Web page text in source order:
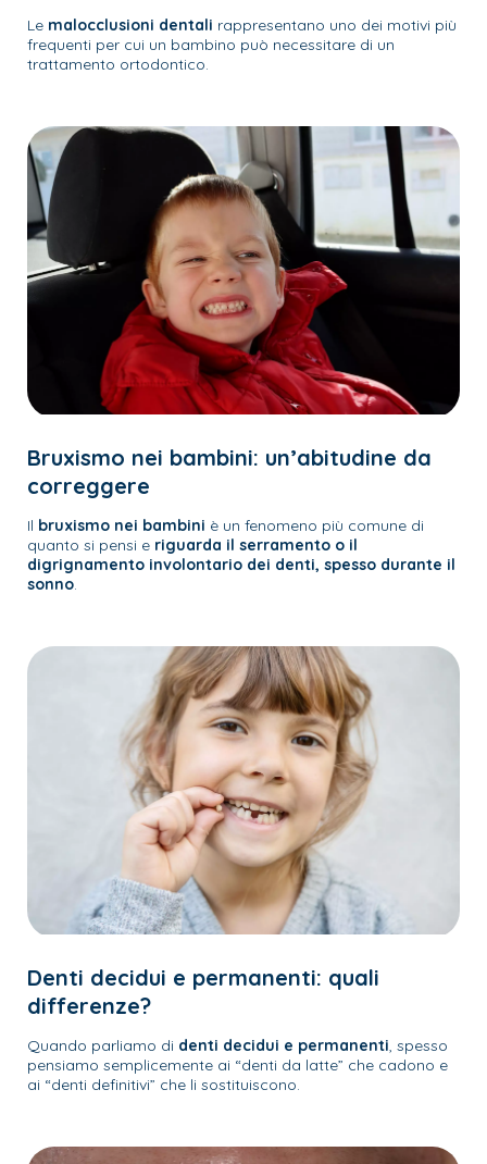
Le malocclusioni dentali rappresentano uno dei motivi più
frequenti per cui un bambino può necessitare di un
trattamento ortodontico.
Bruxismo nei bambini: un’abitudine da
correggere
Il bruxismo nei bambini è un fenomeno più comune di
quanto si pensi e riguarda il serramento o il
digrignamento involontario dei denti, spesso durante il
sonno.
Denti decidui e permanenti: quali
differenze?
Quando parliamo di denti decidui e permanenti, spesso
pensiamo semplicemente ai “denti da latte” che cadono e
ai “denti definitivi” che li sostituiscono.